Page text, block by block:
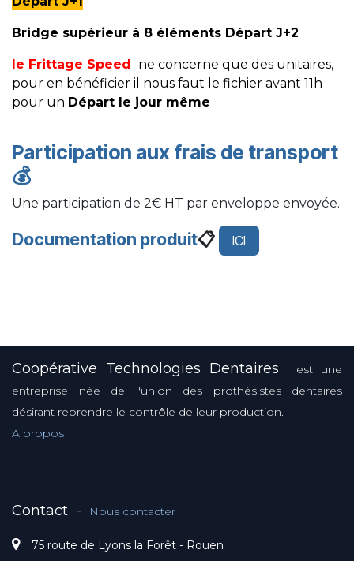
Bridge supérieur à 8 éléments Départ J+2
le Frittage Speed ne concerne que des unitaires,
pour en bénéficier il nous faut le fichier avant 11h
pour un Départ le jour même
Participation aux frais de transport
💰
Une participation de 2€ HT par enveloppe envoyée.
Documentation produit📋 ICI
Coopérative Technologies Dentaires
est une
entreprise née de l'union des prothésistes dentaires
désirant reprendre le contrôle de leur production.
A propos
Contact - Nous contacter
75 route de Lyons la Forêt - Rouen